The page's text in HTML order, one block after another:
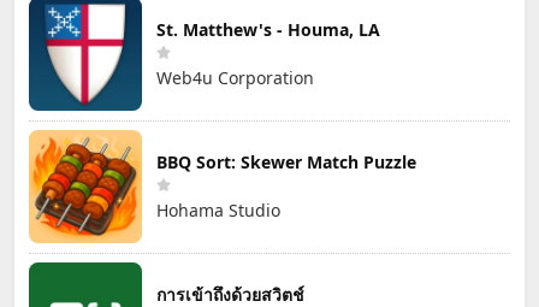
St. Matthew's - Houma, LA
Web4u Corporation
BBQ Sort: Skewer Match Puzzle
Hohama Studio
การเข้าถึงด้วยสวิตช์